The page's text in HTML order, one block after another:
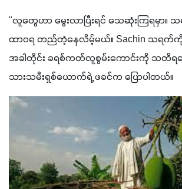
"လူတွေဟာ မွေးလာပြီးရင် သေဆုံးကြရမှာ
ထာဝရ တည်တံ့နေလိမ့်မယ်။ Sachin သရက်
အခါတိုင်း ခရစ်ကတ်လူစွမ်းကောင်းကို သတိ
သားသမီးရှစ်ယောက်ရဲ့ ဖခင်က ပြောပါတယ်။